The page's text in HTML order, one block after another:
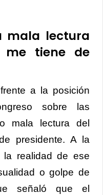
mala lectura
me tiene de
a la posición
sobre las
mala lectura del
presidente. A la
la realidad de ese
o golpe de
señaló que el